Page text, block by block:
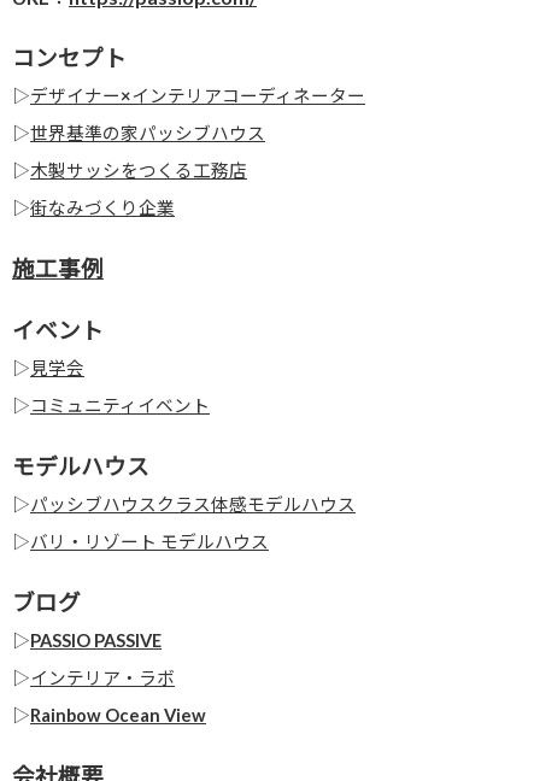
コンセプト
▷デザイナー×インテリアコーディネーター
▷世界基準の家パッシブハウス
▷木製サッシをつくる工務店
▷街なみづくり企業
施工事例
イベント
▷ 見学会
▷コミュニティイベント
モデルハウス
▷パッシブハウスクラス体感モデルハウス
▷バリ・リゾート モデルハウス
ブログ
▷PASSIO PASSIVE
▷インテリア・ラボ
▷Rainbow Ocean View